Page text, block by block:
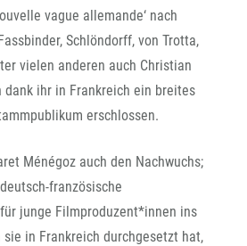
vague allemande‘ nach
Schlöndorff, von Trotta,
vielen anderen auch Christian
dank ihr in Frankreich ein breites
erschlossen.
Ménégoz auch den Nachwuchs;
französische
junge Filmproduzent*innen ins
sie in Frankreich durchgesetzt hat,